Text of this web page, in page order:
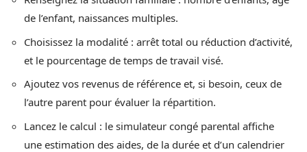
de l’enfant, naissances multiples.
Choisissez la modalité : arrêt total ou réduction d’activité,
et le pourcentage de temps de travail visé.
Ajoutez vos revenus de référence et, si besoin, ceux de
l’autre parent pour évaluer la répartition.
Lancez le calcul : le simulateur congé parental affiche
une estimation des aides, de la durée et d’un calendrier